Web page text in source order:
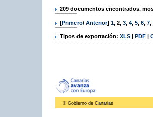
209 documentos encontrados,
[Primero/ Anterior] 1, 2, 3, 4, 5, 6, 7,
Tipos de exportación: XLS | PDF |
© Gobierno de Canarias